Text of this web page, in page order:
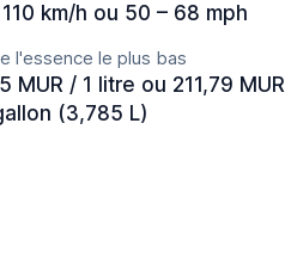
km/h ou 50 – 68 mph
l'essence le plus bas
MUR / 1 litre ou 211,79 MUR
(3,785 L)